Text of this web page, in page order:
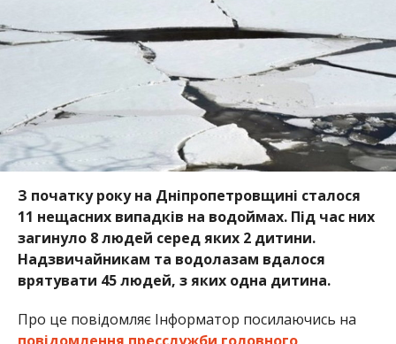
Надзвичайникам та водолазам вдалося
врятувати 45 людей, з яких одна дитина.
Про це повідомляє Інформатор посилаючись на
повідомлення пресслужби головного
управління ДСНС України у Дніпропетровській
області.
Мешканців Дніпропетровщини закликають не
виходити на зимові водойми у місцях, де ще є
крижаний покрив. У зв’язку із зміною температури
повітря він не є стійким. Слід дотримуватись
правил поведінки перебуваючи біля водних
об‘єктів.